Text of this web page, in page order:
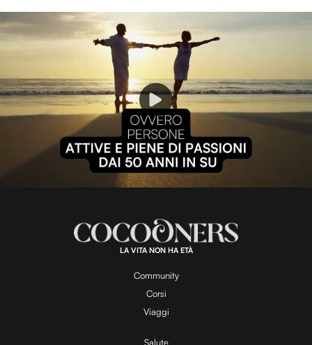
P
l
a
y
V
L
o
:
1
0
0
.
0
LA VITA NON HA ETÀ
Community
Corsi
Viaggi
Salute